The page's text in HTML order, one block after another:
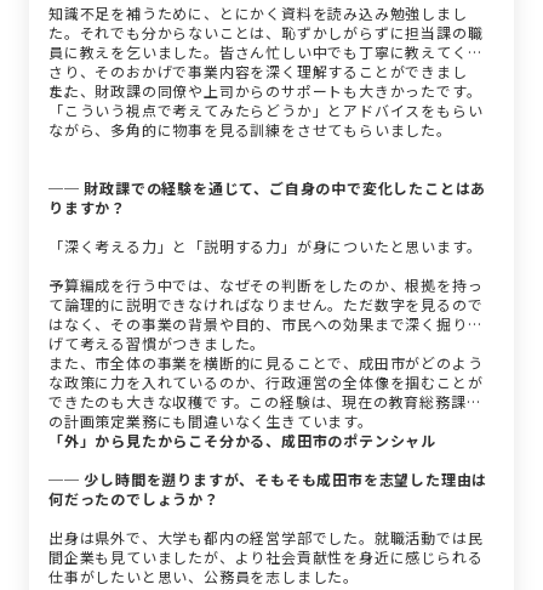
知識不足を補うために、とにかく資料を読み込み勉強しまし
た。それでも分からないことは、恥ずかしがらずに担当課の職
員に教えを乞いました。皆さん忙しい中でも丁寧に教えてくだ
さり、そのおかげで事業内容を深く理解することができまし
た。
また、財政課の同僚や上司からのサポートも大きかったです。
「こういう視点で考えてみたらどうか」とアドバイスをもらい
ながら、多角的に物事を見る訓練をさせてもらいました。
── 財政課での経験を通じて、ご自身の中で変化したことはあ
りますか？
「深く考える力」と「説明する力」が身についたと思います。
予算編成を行う中では、なぜその判断をしたのか、根拠を持っ
て論理的に説明できなければなりません。ただ数字を見るので
はなく、その事業の背景や目的、市民への効果まで深く掘り下
げて考える習慣がつきました。
また、市全体の事業を横断的に見ることで、成田市がどのよう
な政策に力を入れているのか、行政運営の全体像を掴むことが
できたのも大きな収穫です。この経験は、現在の教育総務課で
の計画策定業務にも間違いなく生きています。
「外」から見たからこそ分かる、成田市のポテンシャル
── 少し時間を遡りますが、そもそも成田市を志望した理由は
何だったのでしょうか？
出身は県外で、大学も都内の経営学部でした。就職活動では民
間企業も見ていましたが、より社会貢献性を身近に感じられる
仕事がしたいと思い、公務員を志しました。